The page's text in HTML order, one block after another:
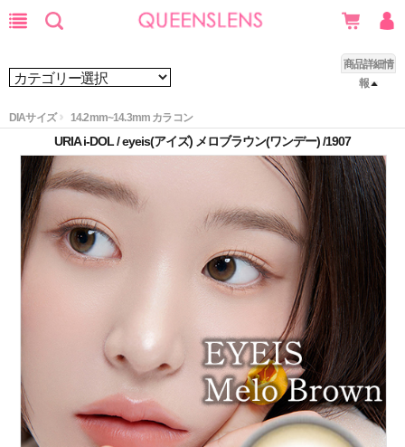
DIAサイズ 14.2mm~14.3mm カラコン
商品詳細情
報
URIA i-DOL / eyeis(アイズ) メロブラウン(ワンデー) /1907